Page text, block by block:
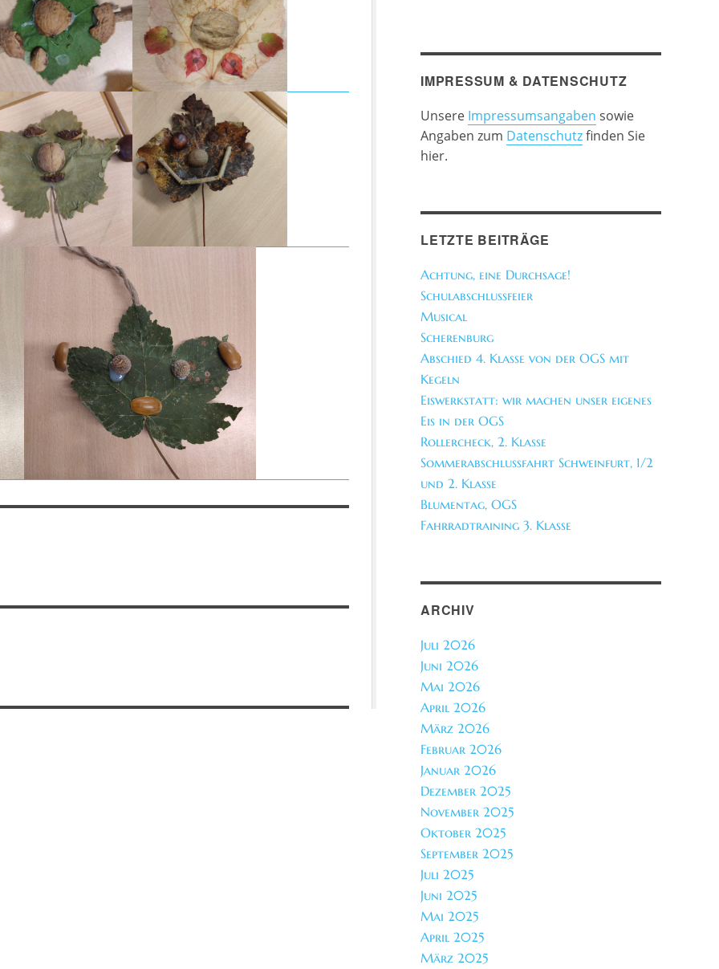
IMPRESSUM & DATENSCHUTZ
Unsere Impressumsangaben sowie
Angaben zum Datenschutzfinden Sie
hier.
LETZTE BEITRÄGE
Achtung, eine Durchsage!
Schulabschlussfeier
Musical
Scherenburg
Abschied 4. Klasse von der OGS mit
Kegeln
Eiswerkstatt: wir machen unser eigenes
Eis in der OGS
Rollercheck, 2. Klasse
Sommerabschlussfahrt Schweinfurt, 1/2
und 2. Klasse
Blumentag, OGS
Fahrradtraining 3. Klasse
ARCHIV
Juli 2026
Juni 2026
Mai 2026
April 2026
März 2026
Februar 2026
Januar 2026
Dezember 2025
November 2025
Oktober 2025
September 2025
Juli 2025
Juni 2025
Mai 2025
April 2025
März 2025